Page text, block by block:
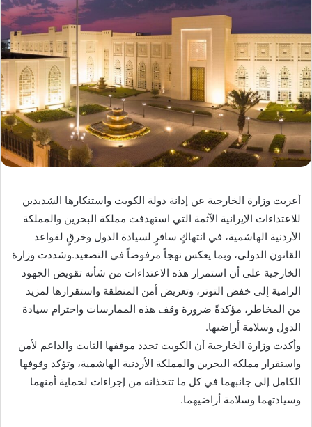
أعربت وزارة الخارجية عن إدانة دولة الكويت واستنكارها الشديدين
للاعتداءات الإيرانية الآثمة التي استهدفت مملكة البحرين والمملكة
الأردنية الهاشمية، في انتهاكٍ سافرٍ لسيادة الدول وخرقٍ لقواعد
القانون الدولي، وبما يعكس نهجاً مرفوضاً في التصعيد.وشددت وزارة
الخارجية على أن استمرار هذه الاعتداءات من شأنه تقويض الجهود
الرامية إلى خفض التوتر، وتعريض أمن المنطقة واستقرارها لمزيد
من المخاطر، مؤكدةً ضرورة وقف هذه الممارسات واحترام سيادة
الدول وسلامة أراضيها.
وأكدت وزارة الخارجية أن الكويت تجدد موقفها الثابت والداعم لأمن
واستقرار مملكة البحرين والمملكة الأردنية الهاشمية، وتؤكد وقوفها
الكامل إلى جانبهما في كل ما تتخذانه من إجراءات لحماية أمنهما
وسيادتهما وسلامة أراضيهما.